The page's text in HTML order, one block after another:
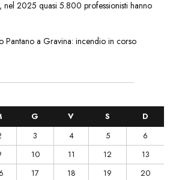
nel 2025 quasi 5.800 professionisti hanno
Pantano a Gravina: incendio in corso
G V S
D
3 4 5
6
10 11 12
13
17 18 19
20